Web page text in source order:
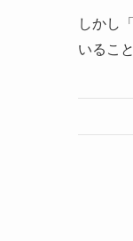
しかし
いるこ